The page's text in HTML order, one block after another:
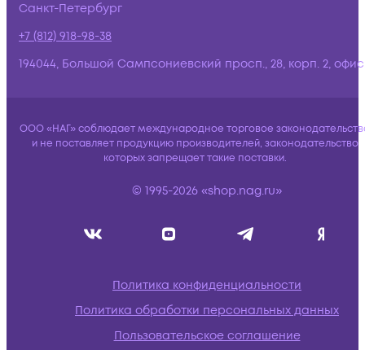
Санкт-Петербург
+7 (812) 918-98-38
194044, Большой Сампсониевский просп., 28, корп. 2,
ООО «НАГ» соблюдает международное торговое
и не поставляет продукцию производителей, законодательство
которых запрещает такие поставки.
© 1995-2026 «shop.nag.ru»
Политика конфиденциальности
Политика обработки персональных данных
Пользовательское соглашение